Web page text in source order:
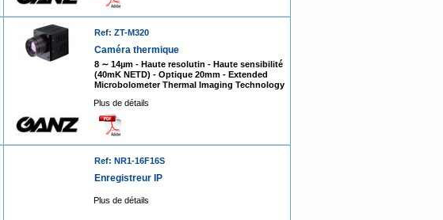
Ref: ZT-M320
Caméra thermique
8 ∼ 14µm - Haute resolutin - Haute sensibilité
(40mK NETD) - Optique 20mm - Extended
Microbolometer Thermal Imaging Technology
Plus de détails
Ref: NR1-16F16S
Enregistreur IP
Plus de détails